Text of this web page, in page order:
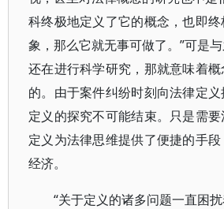
科终极地定义了它的概念，也即
象，那么它就无事可做了。”可是
还在进行科学研究，那就意味着
的。由于案件纠纷时刻向法律定
定义的探究不可能结束。只是需
定义为法律思维提供了便捷的手
经济。
“关于定义的诸多问题一直困